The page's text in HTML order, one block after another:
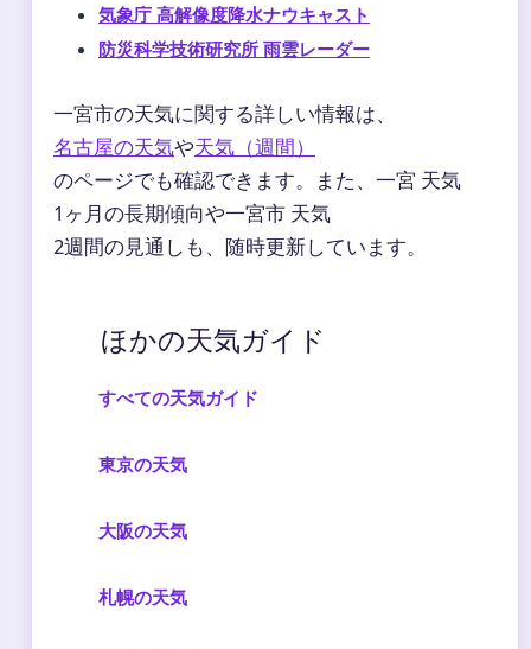
気象庁 高解像度降水ナウキャスト
防災科学技術研究所 雨雲レーダー
一宮市の天気に関する詳しい情報は、
名古屋の天気や天気（週間）
のページでも確認できます。また、一宮 天気
1ヶ月の長期傾向や一宮市 天気
2週間の見通しも、随時更新しています。
ほかの天気ガイド
すべての天気ガイド
東京の天気
大阪の天気
札幌の天気